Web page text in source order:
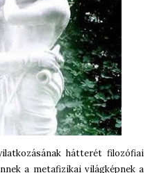
hátterét filozófiai
a metafizikai világképnek a